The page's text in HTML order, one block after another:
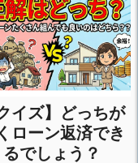
クイズ】どっちが
ローン返済でき
るでしょう？